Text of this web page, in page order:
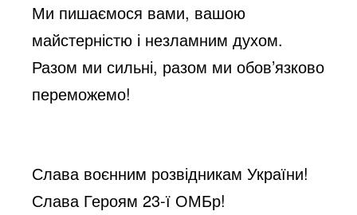
Ми пишаємося вами, вашою
майстерністю і незламним духом.
Разом ми сильні, разом ми обов’язково
переможемо!
Слава воєнним розвідникам України!
Слава Героям 23-ї ОМБр!